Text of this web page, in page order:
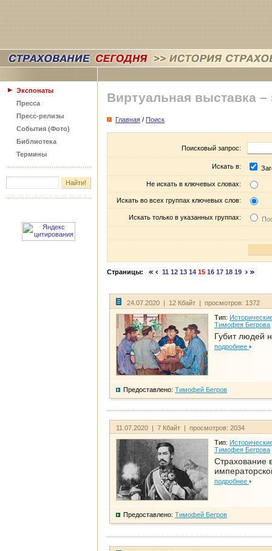
Экспонаты
Пресса
Пресс-релизы
События (Фото)
Библиотека
Термины
Виртуальная выставка –
Главная / Поиск
Поисковый запрос:
Искать в:
Не искать в ключевых словах:
Искать во всех группах ключевых слов:
Искать только в указанных группах:
Страницы: 11 12 13 14 15 16 17 18 19
24.07.2020 | 12 Кбайт | просмотров: 1372
Тип:
Тимофея Бегрова
Губит людей
подробнее
Предоставлено: Тимофей Бегров
11.07.2020 | 7 Кбайт | просмотров: 2034
Тип:
Тимофея Бегрова
Страхование
подробнее
Предоставлено: Тимофей Бегров